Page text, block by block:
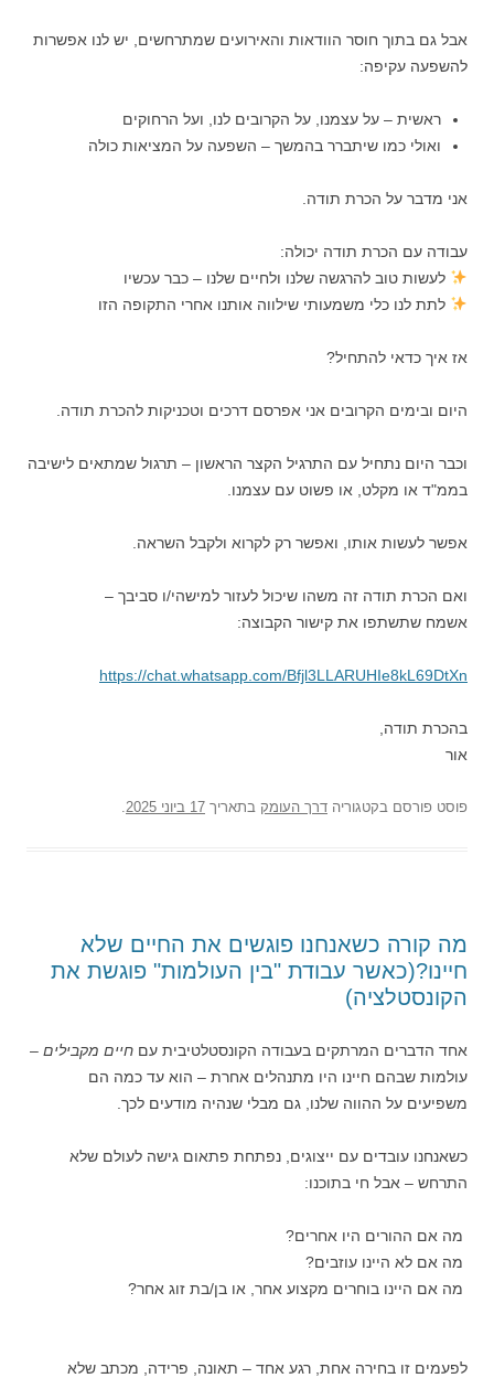
אבל גם בתוך חוסר הוודאות והאירועים שמתרחשים, יש לנו אפשרות
להשפעה עקיפה:
ראשית – על עצמנו, על הקרובים לנו, ועל הרחוקים
ואולי כמו שיתברר בהמשך – השפעה על המציאות כולה
אני מדבר על הכרת תודה.
עבודה עם הכרת תודה יכולה:
לעשות טוב להרגשה שלנו ולחיים שלנו – כבר עכשיו
לתת לנו כלי משמעותי שילווה אותנו אחרי התקופה הזו
אז איך כדאי להתחיל?
היום ובימים הקרובים אני אפרסם דרכים וטכניקות להכרת תודה.
וכבר היום נתחיל עם התרגיל הקצר הראשון – תרגול שמתאים לישיבה
בממ"ד או מקלט, או פשוט עם עצמנו.
אפשר לעשות אותו, ואפשר רק לקרוא ולקבל השראה.
ואם הכרת תודה זה משהו שיכול לעזור למישהי/ו סביבך –
אשמח שתשתפו את קישור הקבוצה:
https://chat.whatsapp.com/Bfjl3LLARUHIe8kL69DtXn
בהכרת תודה,
אור
פוסט פורסם בקטגוריה דרך העומק בתאריך 17 ביוני 2025 .
מה קורה כשאנחנו פוגשים את החיים שלא
חיינו?(כאשר עבודת "בין העולמות" פוגשת את
הקונסטלציה)
אחד הדברים המרתקים בעבודה הקונסטלטיבית עם חיים מקבילים –
עולמות שבהם חיינו היו מתנהלים אחרת – הוא עד כמה הם
משפיעים על ההווה שלנו, גם מבלי שנהיה מודעים לכך.
כשאנחנו עובדים עם ייצוגים, נפתחת פתאום גישה לעולם שלא
התרחש – אבל חי בתוכנו:
מה אם ההורים היו אחרים?
מה אם לא היינו עוזבים?
מה אם היינו בוחרים מקצוע אחר, או בן/בת זוג אחר?
לפעמים זו בחירה אחת, רגע אחד – תאונה, פרידה, מכתב שלא